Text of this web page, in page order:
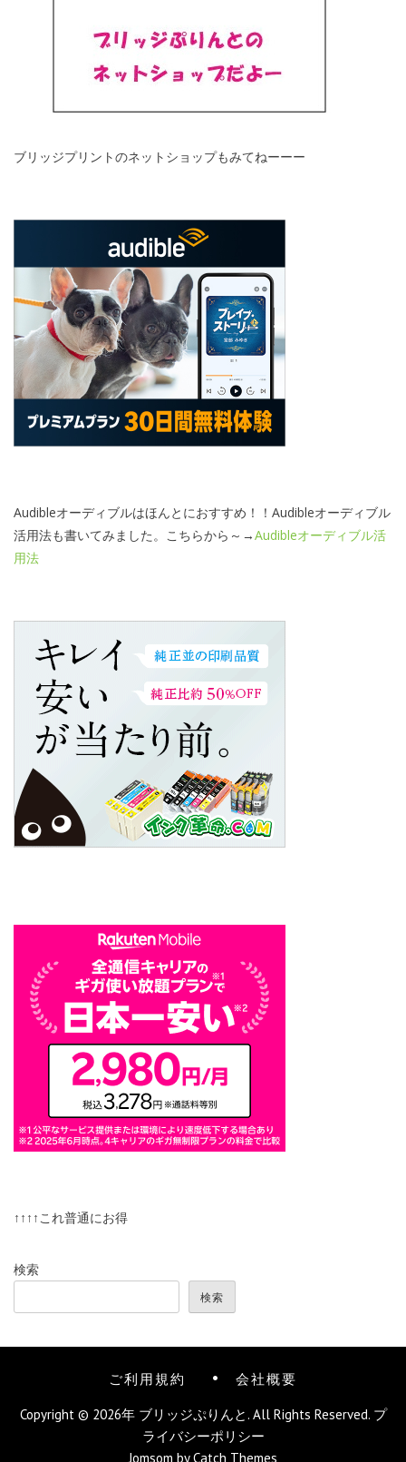
ブリッジプリントのネットショップもみてねーーー
Audibleオーディブルはほんとにおすすめ！！Audibleオーディブル
活用法も書いてみました。こちらから～→Audibleオーディブル活
用法
↑↑↑↑これ普通にお得
検索
検索
ご利用規約 会社概要
Copyright © 2026年 ブリッジぷりんと. All Rights Reserved. プ
ライバシーポリシー
Jomsom byCatch Themes